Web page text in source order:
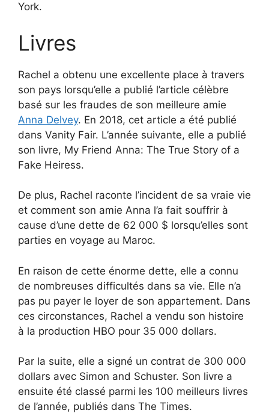
York.
Livres
Rachel a obtenu une excellente place à travers
son pays lorsqu’elle a publié l’article célèbre
basé sur les fraudes de son meilleure amie
Anna Delvey. En 2018, cet article a été publié
dans Vanity Fair. L’année suivante, elle a publié
son livre, My Friend Anna: The True Story of a
Fake Heiress.
De plus, Rachel raconte l’incident de sa vraie vie
et comment son amie Anna l’a fait souffrir à
cause d’une dette de 62 000 $ lorsqu’elles sont
parties en voyage au Maroc.
En raison de cette énorme dette, elle a connu
de nombreuses difficultés dans sa vie. Elle n’a
pas pu payer le loyer de son appartement. Dans
ces circonstances, Rachel a vendu son histoire
à la production HBO pour 35 000 dollars.
Par la suite, elle a signé un contrat de 300 000
dollars avec Simon and Schuster. Son livre a
ensuite été classé parmi les 100 meilleurs livres
de l’année, publiés dans The Times.